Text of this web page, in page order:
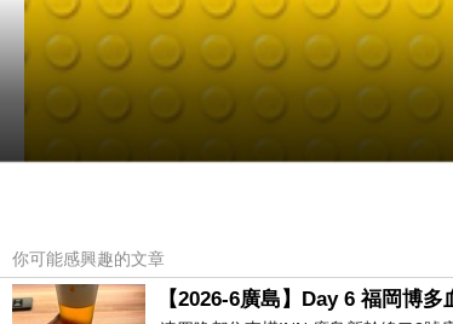
你可能感興趣的文章
【2026-6廣島】Day 6 福岡博